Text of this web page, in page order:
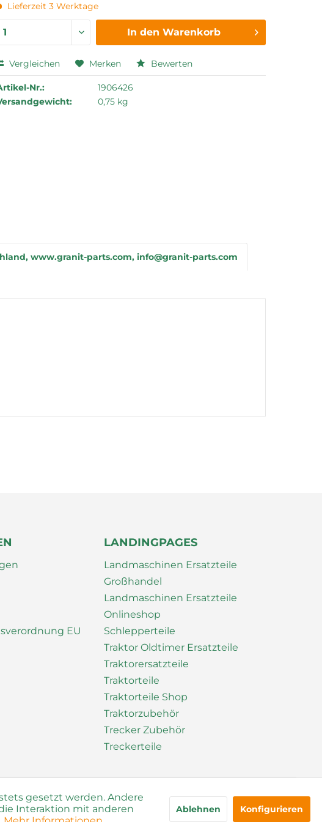
Lieferzeit 3 Werktage
In den Warenkorb
Vergleichen Merken Bewerten
Nr.:
1906426
0,75 kg
www.granit-parts.com, info@granit-parts.com
EU
LANDINGPAGES
Landmaschinen Ersatzteile
Großhandel
Landmaschinen Ersatzteile
Onlineshop
Schlepperteile
Traktor Oldtimer Ersatzteile
Traktorersatzteile
Traktorteile
Traktorteile Shop
Traktorzubehör
Trecker Zubehör
Treckerteile
gesetzt werden. Andere
Interaktion mit anderen
Ablehnen Konfigurieren